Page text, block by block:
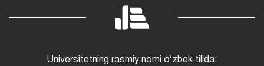
Universitetning rasmiy nomi oʻzbek tilida: